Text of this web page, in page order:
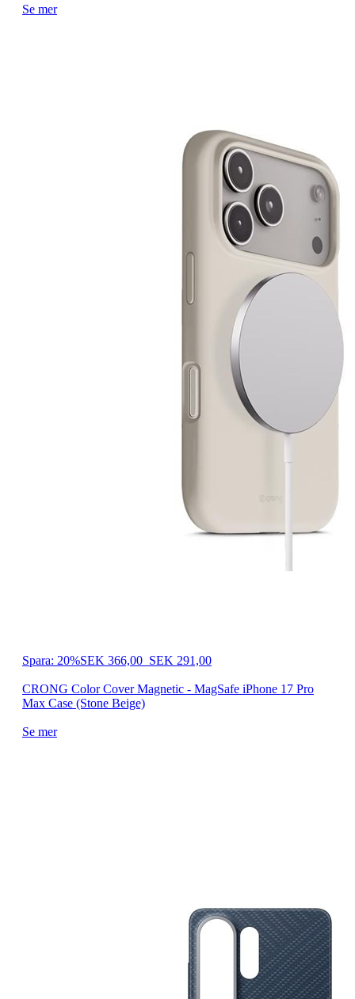
Se mer
Spara: 20%SEK 366,00 SEK 291,00
CRONG Color Cover Magnetic - MagSafe iPhone 17 Pro
Max Case (Stone Beige)
Se mer